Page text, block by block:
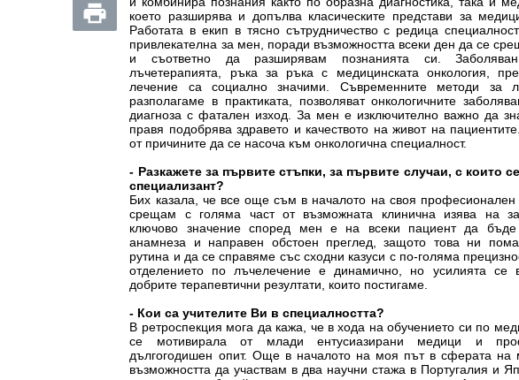
което разширява и допълва класическите представи за
Работата в екип в тясно сътрудничество с редица
привлекателна за мен, поради възможността всеки ден да се
и съответно да разширявам познанията си.
лъчетерапията, ръка за ръка с медицинската онкология,
лечение са социално значими. Съвременните методи за
разполагаме в практиката, позволяват онкологичните
диагноза с фатален изход. За мен е изключително важно да
правя подобрява здравето и качеството на живот на
от причините да се насоча към онкологична специалност.
- Разкажете за първите стъпки, за първите случаи, с които
специализант?
Бих казала, че все още съм в началото на своя
срещам с голяма част от възможната клинична изява на
ключово значение според мен е на всеки пациент да бъде
анамнеза и направен обстоен преглед, защото това ни
рутина и да се справяме със сходни казуси с по-голяма
отделението по лъчелечение е динамично, но усилията се
добрите терапевтични резултати, които постигаме.
- Кои са учителите Ви в специалността?
В ретроспекция мога да кажа, че в хода на обучението си по
се мотивирала от млади ентусиазирани медици и
дългогодишен опит. Още в началото на моя път в сферата на
възможността да участвам в два научни стажа в Португалия и